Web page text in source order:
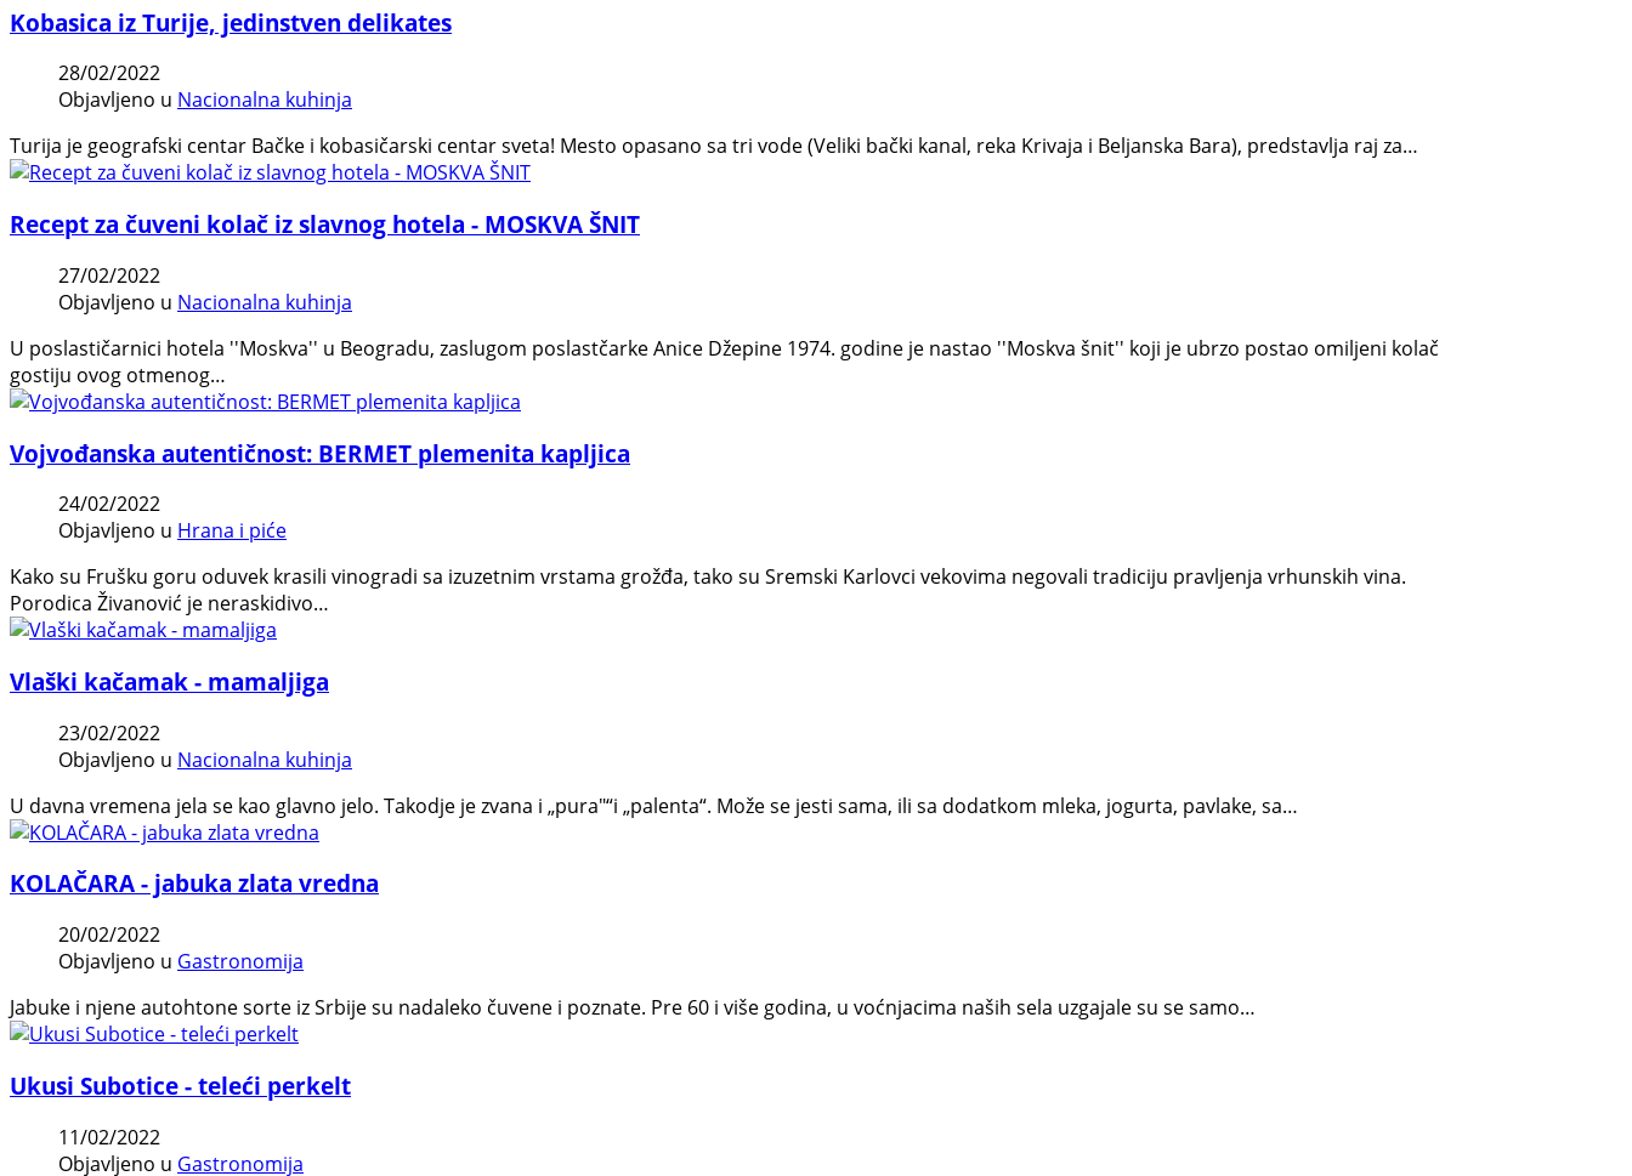
Kobasica iz Turije, jedinstven delikates
28/02/2022
Objavljeno u Nacionalna kuhinja
Turija je geografski centar Bačke i kobasičarski centar sveta! Mesto opasano sa tri vode (Veliki bački kanal, reka Krivaja i Beljanska Bara), predstavlja raj za…
Recept za čuveni kolač iz slavnog hotela - MOSKVA ŠNIT
27/02/2022
Objavljeno u Nacionalna kuhinja
U poslastičarnici hotela ''Moskva'' u Beogradu, zaslugom poslastčarke Anice Džepine 1974. godine je nastao ''Moskva šnit'' koji je ubrzo postao omiljeni kolač
gostiju ovog otmenog…
Vojvođanska autentičnost: BERMET plemenita kapljica
24/02/2022
Objavljeno u Hrana i piće
Kako su Frušku goru oduvek krasili vinogradi sa izuzetnim vrstama grožđa, tako su Sremski Karlovci vekovima negovali tradiciju pravljenja vrhunskih vina.
Porodica Živanović je neraskidivo…
Vlaški kačamak - mamaljiga
23/02/2022
Objavljeno u Nacionalna kuhinja
U davna vremena jela se kao glavno jelo. Takodje je zvana i „pura"“i „palenta“. Može se jesti sama, ili sa dodatkom mleka, jogurta, pavlake, sa…
KOLAČARA - jabuka zlata vredna
20/02/2022
Objavljeno u Gastronomija
Jabuke i njene autohtone sorte iz Srbije su nadaleko čuvene i poznate. Pre 60 i više godina, u voćnjacima naših sela uzgajale su se samo…
Ukusi Subotice - teleći perkelt
11/02/2022
Objavljeno u Gastronomija